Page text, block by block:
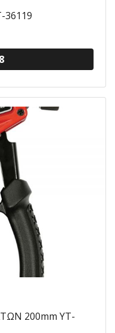
200mm YT-